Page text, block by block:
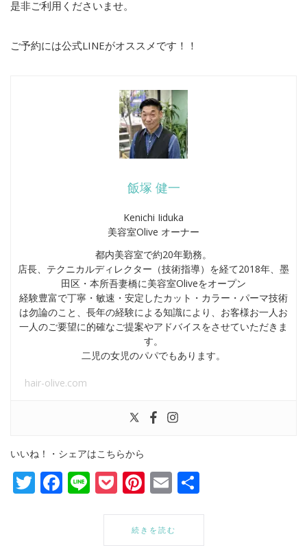
是非ご利用くださいませ。
ご予約には公式LINEがオススメです！！
飯塚 健一
Kenichi Iiduka
美容室Olive オーナー
都内美容室で約20年勤務。
店長、テクニカルディレクター（技術指導）を経て2018年、墨
田区・本所吾妻橋に美容室Oliveをオープン
経験豊富で丁寧・敏速・安定したカット・カラー・パーマ技術
は勿論のこと、長年の経験による知識により、お客様お一人お
一人のご要望に的確なご提案やアドバイスをさせていただきま
す。
二児の女児のパパでもあります。
hair-olive.com
いいね！・シェアはこちらから
Twitter
Facebook
LinePocket
Pinterest
Email
続きを読む